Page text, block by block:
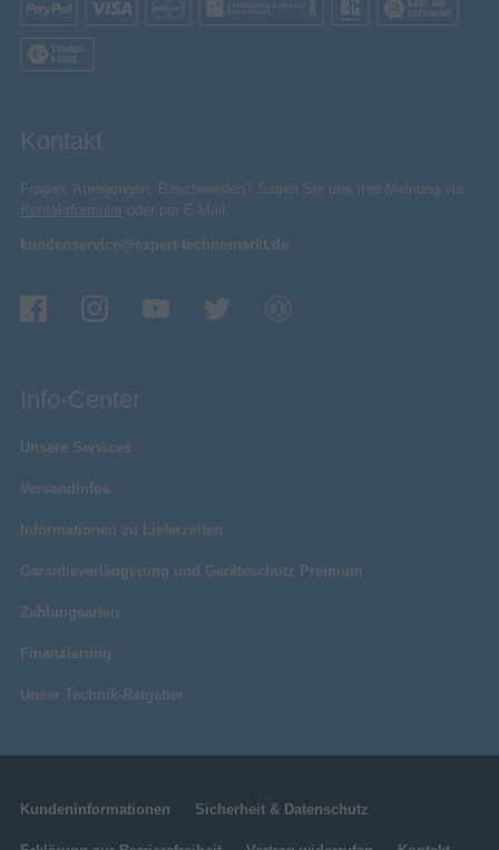
Kontakt
Fragen, Anregungen, Beschwerden? Sagen Sie uns Ihre Meinung via
Kontaktformular oder per E-Mail:
kundenservice@expert-technomarkt.de
Info-Center
Unsere Services
Versandinfos
Informationen zu Lieferzeiten
Garantieverlängerung und Geräteschutz Premium
Zahlungsarten
Finanzierung
Unser Technik-Ratgeber
Kundeninformationen Sicherheit & Datenschutz